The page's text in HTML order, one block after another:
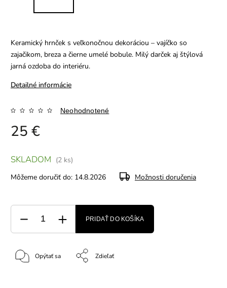
Keramický hrnček s veľkonočnou dekoráciou – vajíčko so
zajačikom, breza a čierne umelé bobule. Milý darček aj štýlová
jarná ozdoba do interiéru.
Detailné informácie
Neohodnotené
25 €
SKLADOM (2 ks)
Môžeme doručiť do: 14.8.2026 Možnosti doručenia
PRIDAŤ DO KOŠÍKA
Opýtať sa Zdieľať